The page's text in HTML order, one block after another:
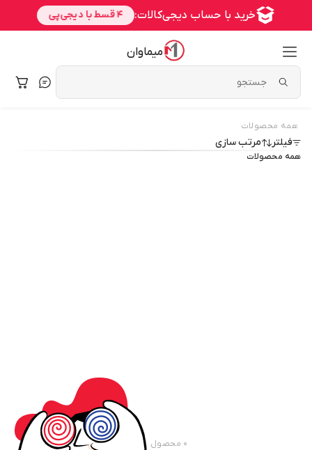
میماوان
همه محصولات
فیلتر مرتب سازی
همه محصولات
۰ محصول